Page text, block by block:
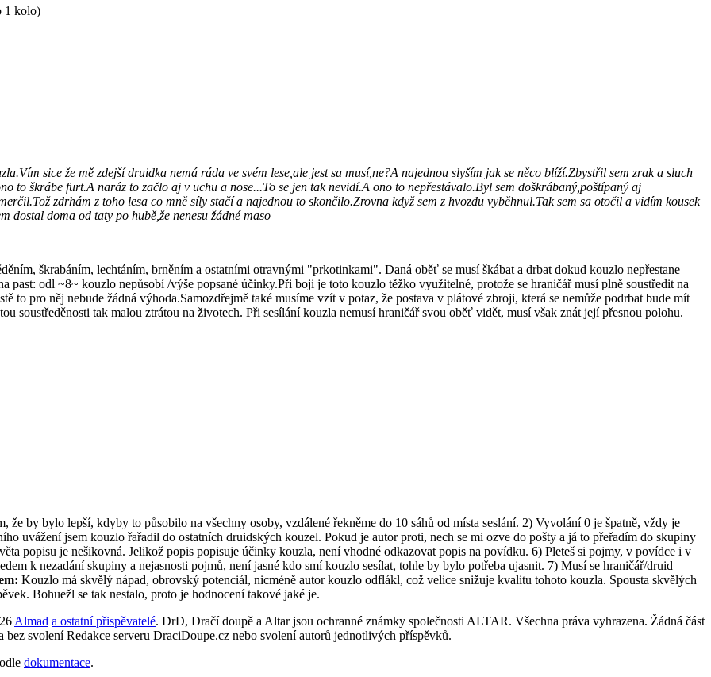
1 kolo)
sice že mě zdejší druidka nemá ráda ve svém lese,ale jest sa musí,ne?A najednou slyším jak se něco blíží.Zbystřil sem zrak a sluch
to škrábe furt.A naráz to začlo aj v uchu a nose...To se jen tak nevidí.A ono to nepřestávalo.Byl sem doškrábaný,poštípaný aj
zdrhám z toho lesa co mně síly stačí a najednou to skončilo.Zrovna když sem z hvozdu vyběhnul.Tak sem sa otočil a vidím kousek
dostal doma od taty po hubě,že nenesu žádné maso
škrabáním, lechtáním, brněním a ostatními otravnými "prkotinkami". Daná oběť se musí škábat a drbat dokud kouzlo nepřestane
odl ~8~ kouzlo nepůsobí /výše popsané účinky.Při boji je toto kouzlo těžko využitelné, protože se hraničář musí plně soustředit na
to pro něj nebude žádná výhoda.Samozdřejmě také musíme vzít v potaz, že postava v plátové zbroji, která se nemůže podrbat bude mít
soustředěnosti tak malou ztrátou na životech. Při sesílání kouzla nemusí hraničář svou oběť vidět, musí však znát její přesnou polohu.
by bylo lepší, kdyby to působilo na všechny osoby, vzdálené řekněme do 10 sáhů od místa seslání. 2) Vyvolání 0 je špatně, vždy je
uvážení jsem kouzlo řařadil do ostatních druidských kouzel. Pokud je autor proti, nech se mi ozve do pošty a já to přeřadím do skupiny
popisu je nešikovná. Jelikož popis popisuje účinky kouzla, není vhodné odkazovat popis na povídku. 6) Pleteš si pojmy, v povídce i v
k nezadání skupiny a nejasnosti pojmů, není jasné kdo smí kouzlo sesílat, tohle by bylo potřeba ujasnit. 7) Musí se hraničář/druid
Kouzlo má skvělý nápad, obrovský potenciál, nicméně autor kouzlo odflákl, což velice snižuje kvalitu tohoto kouzla. Spousta skvělých
Bohuežl se tak nestalo, proto je hodnocení takové jaké je.
Almad a ostatní přispěvatelé. DrD, Dračí doupě a Altar jsou ochranné známky společnosti ALTAR. Všechna práva vyhrazena. Žádná část
svolení Redakce serveru DraciDoupe.cz nebo svolení autorů jednotlivých příspěvků.
dokumentace.